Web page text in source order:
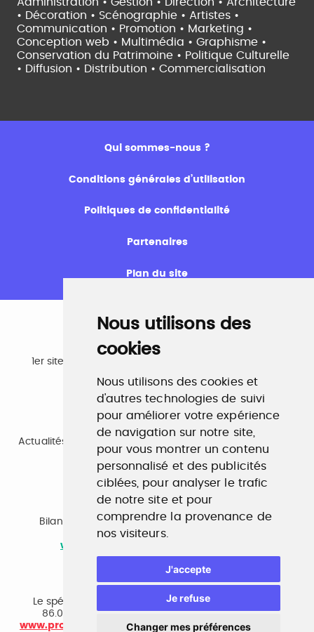
Nous utilisons des
cookies
Nous utilisons des cookies et
d'autres technologies de suivi
pour améliorer votre expérience
de navigation sur notre site,
pour vous montrer un contenu
personnalisé et des publicités
ciblées, pour analyser le trafic
de notre site et pour
comprendre la provenance de
nos visiteurs.
J'accepte
Je refuse
Changer mes préférences
Administration • Gestion • Direction • Architecture
• Décoration • Scénographie • Artistes •
Communication • Promotion • Marketing •
Conception web • Multimédia • Graphisme •
Conservation du Patrimoine • Politique Culturelle
• Diffusion • Distribution • Commercialisation
Qui sommes-nous ?
Conditions générales d’utilisation
Politiques de confidentialité
Partenaires
Plan du site
Emploi
1er site emploi du secteur culturel 784.000 visites et
www.profilculture.com
Formation
Actualités, guide et annuaire des formations aux métiers
de la culture.
www.profilculture-formation.com
Accompagnement professionnel
Bilan de compétences, coaching, techniques de
recherche d'emploi, entretien conseil.
www.profilculture-competences.com
Le spécialiste du secteur culturel, une cvthèque de
86.000 CV et réseau unique de professionnels.
www.profilculture-conseil.com/cabinet-recrutement